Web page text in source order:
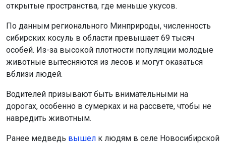
открытые пространства, где меньше укусов.
По данным регионального Минприроды, численность
сибирских косуль в области превышает 69 тысяч
особей. Из-за высокой плотности популяции молодые
животные вытесняются из лесов и могут оказаться
вблизи людей.
Водителей призывают быть внимательными на
дорогах, особенно в сумерках и на рассвете, чтобы не
навредить животным.
Ранее медведь вышел к людям в селе Новосибирской